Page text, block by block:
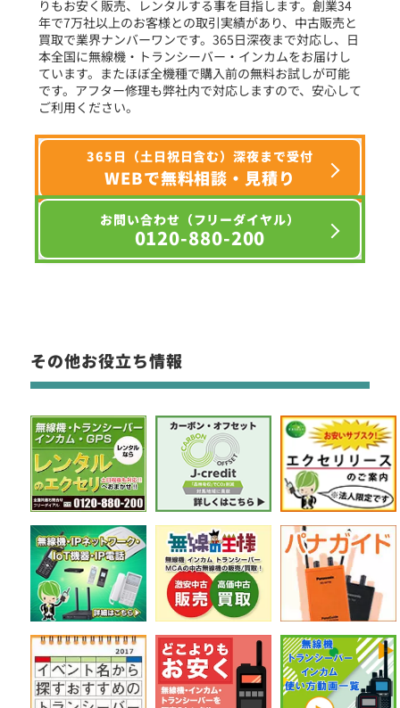
選択条件をリセット
りもお安く販売、レンタルする事を目指します。創業34
年で7万社以上のお客様との取引実績があり、中古販売と
買取で業界ナンバーワンです。365日深夜まで対応し、日
本全国に無線機・トランシーバー・インカムをお届けし
ています。またほぼ全機種で購入前の無料お試しが可能
です。アフター修理も弊社内で対応しますので、安心して
ご利用ください。
365日（土日祝日含む）深夜まで受付
WEBで無料相談・見積り
お問い合わせ（フリーダイヤル）
0120-880-200
その他お役立ち情報